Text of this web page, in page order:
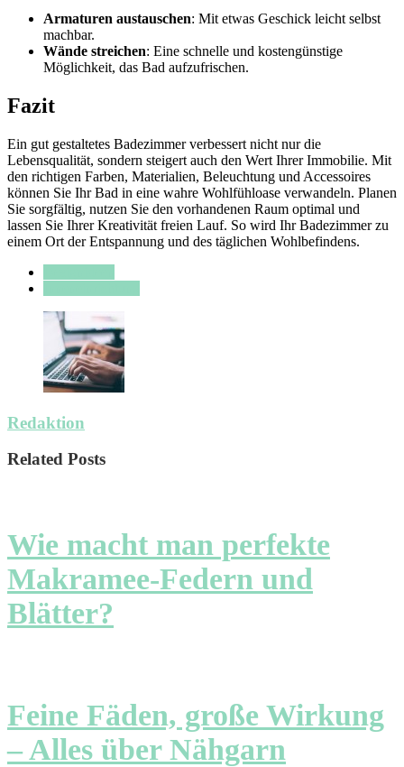
Armaturen austauschen: Mit etwas Geschick leicht selbst
machbar.
Wände streichen: Eine schnelle und kostengünstige
Möglichkeit, das Bad aufzufrischen.
Fazit
Ein gut gestaltetes Badezimmer verbessert nicht nur die
Lebensqualität, sondern steigert auch den Wert Ihrer Immobilie. Mit
den richtigen Farben, Materialien, Beleuchtung und Accessoires
können Sie Ihr Bad in eine wahre Wohlfühloase verwandeln. Planen
Sie sorgfältig, nutzen Sie den vorhandenen Raum optimal und
lassen Sie Ihrer Kreativität freien Lauf. So wird Ihr Badezimmer zu
einem Ort der Entspannung und des täglichen Wohlbefindens.
Redaktion
Related Posts
Wie macht man perfekte
Makramee-Federn und
Blätter?
Feine Fäden, große Wirkung
– Alles über Nähgarn